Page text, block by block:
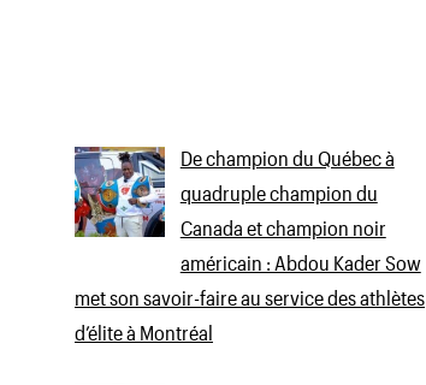
De champion du Québec à
quadruple champion du
Canada et champion noir
américain : Abdou Kader Sow
met son savoir-faire au service des athlètes
d’élite à Montréal